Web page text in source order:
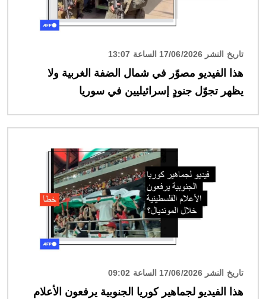
تاريخ النشر 17/06/2026 الساعة 13:07
هذا الفيديو مصوّر في شمال الضفة الغربية ولا
يظهر تجوّل جنودٍ إسرائيليين في سوريا
تاريخ النشر 17/06/2026 الساعة 09:02
هذا الفيديو لجماهير كوريا الجنوبية يرفعون الأعلام